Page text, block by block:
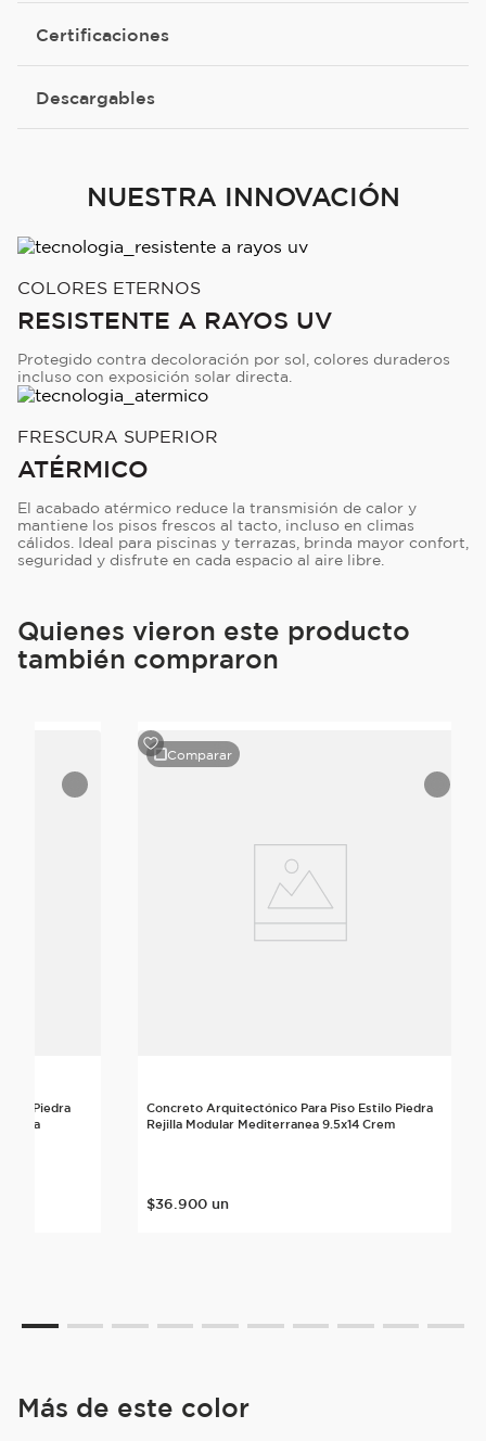
Certificaciones
Descargables
NUESTRA INNOVACIÓN
COLORES ETERNOS
RESISTENTE A RAYOS UV
Protegido contra decoloración por sol, colores duraderos
incluso con exposición solar directa.
FRESCURA SUPERIOR
ATÉRMICO
El acabado atérmico reduce la transmisión de calor y
mantiene los pisos frescos al tacto, incluso en climas
cálidos. Ideal para piscinas y terrazas, brinda mayor confort,
seguridad y disfrute en cada espacio al aire libre.
Quienes vieron este producto
también compraron
Piedra
Comparar
Concreto Arquitectónico Para Piso Estilo Piedra
Rejilla Modular Mediterranea 9.5x14 Crem
$36.900 un
Más de este color